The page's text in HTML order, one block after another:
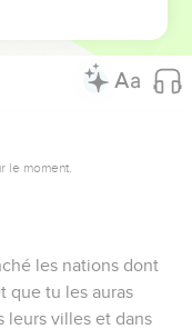
le moment.
les nations dont
que tu les auras
leurs villes et dans